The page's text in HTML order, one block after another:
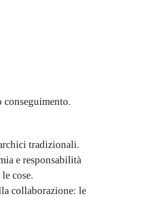
tradizionali.
e responsabilità
cose.
collaborazione: le